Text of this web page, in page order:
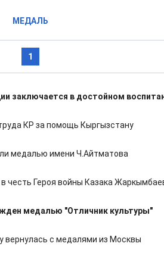
МЕДАЛЬ
1
заключается в достойном
КР за помощь Кыргызстану
медалью имени Ч.Айтматова
честь Героя войны Казака
медалью "Отличник культуры"
вернулась с медалями из Москвы